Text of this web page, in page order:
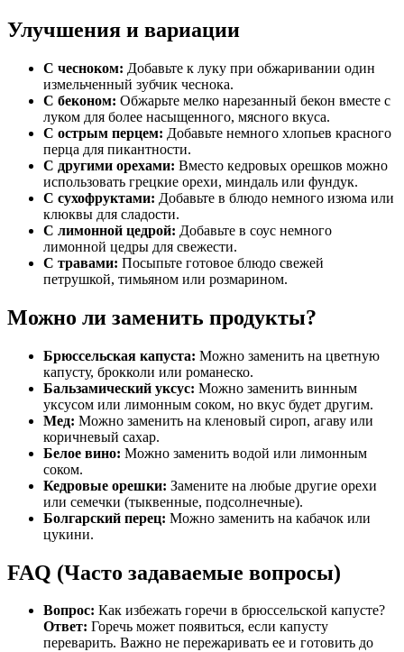
Улучшения и вариации
С чесноком: Добавьте к луку при обжаривании один
измельченный зубчик чеснока.
С беконом: Обжарьте мелко нарезанный бекон вместе с
луком для более насыщенного, мясного вкуса.
С острым перцем: Добавьте немного хлопьев красного
перца для пикантности.
С другими орехами: Вместо кедровых орешков можно
использовать грецкие орехи, миндаль или фундук.
С сухофруктами: Добавьте в блюдо немного изюма или
клюквы для сладости.
С лимонной цедрой: Добавьте в соус немного
лимонной цедры для свежести.
С травами: Посыпьте готовое блюдо свежей
петрушкой, тимьяном или розмарином.
Можно ли заменить продукты?
Брюссельская капуста: Можно заменить на цветную
капусту, брокколи или романеско.
Бальзамический уксус: Можно заменить винным
уксусом или лимонным соком, но вкус будет другим.
Мед: Можно заменить на кленовый сироп, агаву или
коричневый сахар.
Белое вино: Можно заменить водой или лимонным
соком.
Кедровые орешки: Замените на любые другие орехи
или семечки (тыквенные, подсолнечные).
Болгарский перец: Можно заменить на кабачок или
цукини.
FAQ (Часто задаваемые вопросы)
Вопрос: Как избежать горечи в брюссельской капусте?
Ответ: Горечь может появиться, если капусту
переварить. Важно не пережаривать ее и готовить до